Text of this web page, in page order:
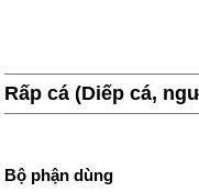
Rấp cá (Diếp cá,
Bộ phận dùng